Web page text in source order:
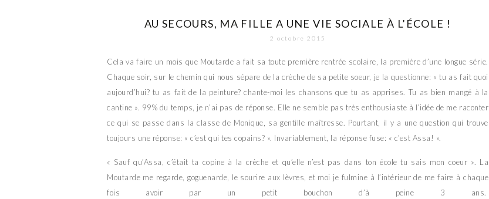
AU SECOURS, MA FILLE A UNE VIE SOCIALE À L’ÉCOLE !
2 octobre 2015
Cela va faire un mois que Moutarde a fait sa toute première rentrée scolaire, la première d’une longue série.
Chaque soir, sur le chemin qui nous sépare de la crèche de sa petite soeur, je la questionne: « tu as fait quoi
aujourd’hui? tu as fait de la peinture? chante-moi les chansons que tu as apprises. Tu as bien mangé à la
cantine ». 99% du temps, je n’ai pas de réponse. Elle ne semble pas très enthousiaste à l’idée de me raconter
ce qui se passe dans la classe de Monique, sa gentille maîtresse. Pourtant, il y a une question qui trouve
toujours une réponse: « c’est qui tes copains? ». Invariablement, la réponse fuse: « c’est Assa! ».
« Sauf qu’Assa, c’était ta copine à la crèche et qu’elle n’est pas dans ton école tu sais mon coeur ». La
Moutarde me regarde, goguenarde, le sourire aux lèvres, et moi je fulmine à l’intérieur de me faire à chaque
fois avoir par un petit bouchon d’à peine 3 ans.